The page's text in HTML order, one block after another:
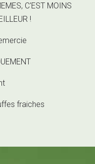
C'EST MOINS
!
fraiches